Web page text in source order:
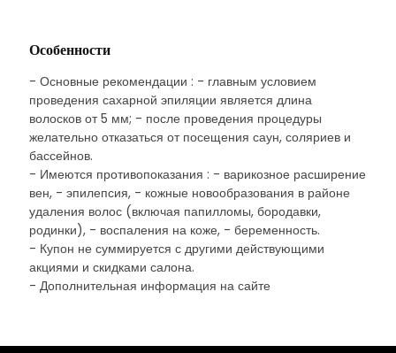
Особенности
- Основные рекомендации : - главным условием
проведения сахарной эпиляции является длина
волосков от 5 мм; - после проведения процедуры
желательно отказаться от посещения саун, соляриев и
бассейнов.
- Имеются противопоказания : - варикозное расширение
вен, - эпилепсия, - кожные новообразования в районе
удаления волос (включая папилломы, бородавки,
родинки), - воспаления на коже, - беременность.
- Купон не суммируется с другими действующими
акциями и скидками салона.
- Дополнительная информация на сайте